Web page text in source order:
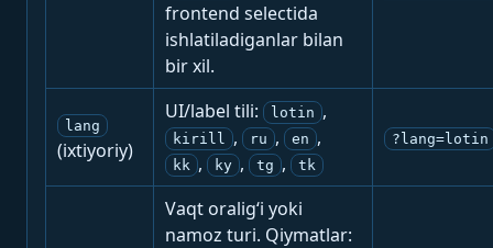
frontend selectida
ishlatiladiganlar bilan
bir xil.
lang
(ixtiyoriy)
UI/label tili: lotin ,
kirill , ru , en ,
kk , ky , tg , tk
?lang=lotin
Vaqt oralig‘i yoki
namoz turi. Qiymatlar: